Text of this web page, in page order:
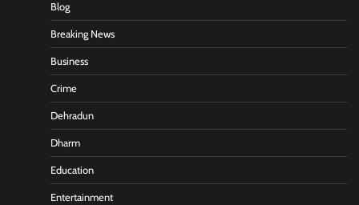
Blog
Breaking News
Business
Crime
Dehradun
Dharm
Education
Entertainment